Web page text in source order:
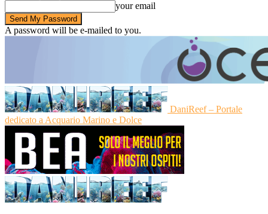
your email
A password will be e-mailed to you.
DaniReef – Portale
dedicato a Acquario Marino e Dolce